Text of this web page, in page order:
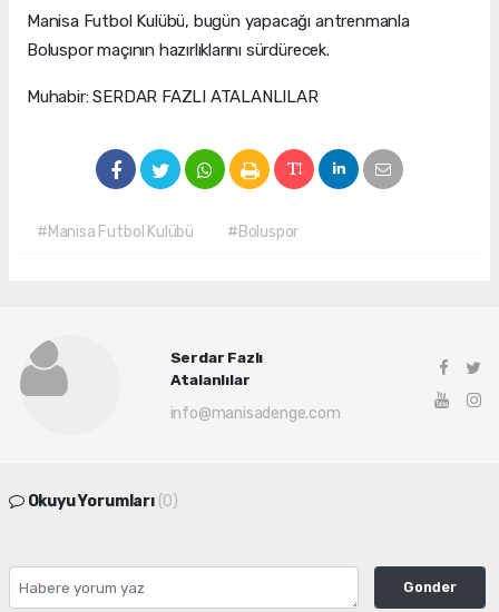
Manisa Futbol Kulübü, bugün yapacağı antrenmanla
Boluspor maçının hazırlıklarını sürdürecek.
Muhabir: SERDAR FAZLI ATALANLILAR
#Manisa Futbol Kulübü #Boluspor
Serdar Fazlı
Atalanlılar
info@manisadenge.com
Okuyu Yorumları (0)
Gonder